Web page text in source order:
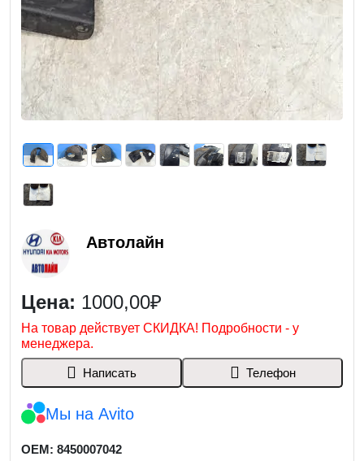
Автолайн
Цена: 1000,00₽
На товар действует СКИДКА! Подробности - у
менеджера.
Написать Телефон
Мы на Avito
OEM: 8450007042